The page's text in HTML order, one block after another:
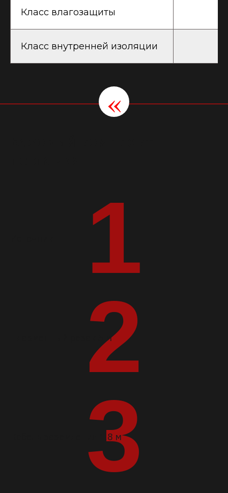
Класс влагозащиты
Класс внутренней изоляции
«
1
Плазменный резак 5 м2
Кабель заземления 1.8 м
3